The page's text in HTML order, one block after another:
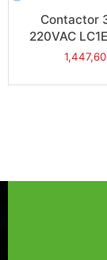
Contactor
220VAC